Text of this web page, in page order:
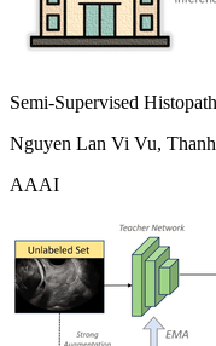
Semi-Supervised
Nguyen Lan Vi Vu,
AAAI